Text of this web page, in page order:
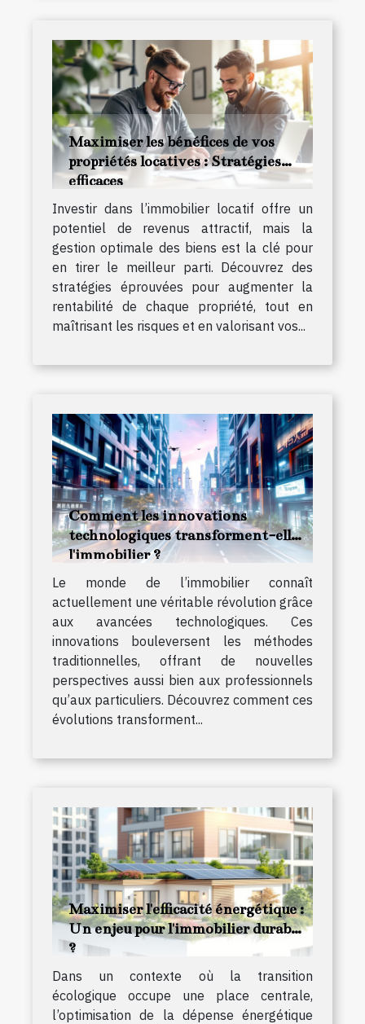
Maximiser les bénéfices de vos
propriétés locatives : Stratégies
efficaces
Investir dans l’immobilier locatif offre un
potentiel de revenus attractif, mais la
gestion optimale des biens est la clé pour
en tirer le meilleur parti. Découvrez des
stratégies éprouvées pour augmenter la
rentabilité de chaque propriété, tout en
maîtrisant les risques et en valorisant vos...
Comment les innovations
technologiques transforment-elles
l'immobilier ?
Le monde de l’immobilier connaît
actuellement une véritable révolution grâce
aux avancées technologiques. Ces
innovations bouleversent les méthodes
traditionnelles, offrant de nouvelles
perspectives aussi bien aux professionnels
qu’aux particuliers. Découvrez comment ces
évolutions transforment...
Maximiser l'efficacité énergétique :
Un enjeu pour l'immobilier durable
?
Dans un contexte où la transition
écologique occupe une place centrale,
l’optimisation de la dépense énergétique